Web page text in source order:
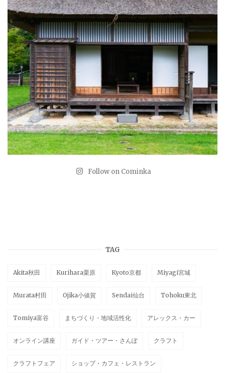
Follow on Cominka
TAG
Akita秋田 Kurihara栗原 Kyoto京都 Miyagi宮城
Murata村田 Ojika小値賀 Sendai仙台 Tohoku東北
Tomiya富谷 まちづくり・地域活性化 アレックス・カー
オンライン講座 ガイド・ツアー・さんぽ クラフト
クラフトフェア ショップ・カフェ・レストラン